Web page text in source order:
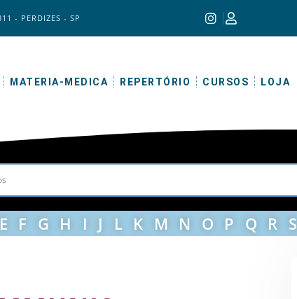
- PERDIZES - SP
MATERIA-MEDICA REPERTÓRIO CURSOS LOJA
E F G H I J L K M N O P Q R S